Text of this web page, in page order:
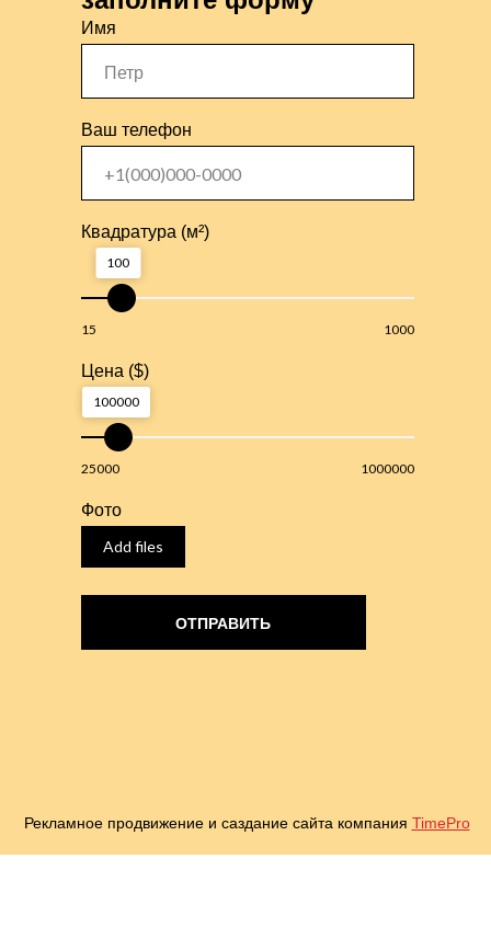
Имя
Ваш телефон
Квадратура (м²)
100
15 1000
Цена ($)
100000
25000 1000000
Фото
Add files
ОТПРАВИТЬ
Рекламное продвижение и саздание сайта компания TimePro